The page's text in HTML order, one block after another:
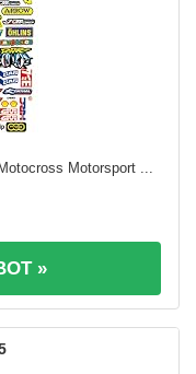
Motorsport ...
»